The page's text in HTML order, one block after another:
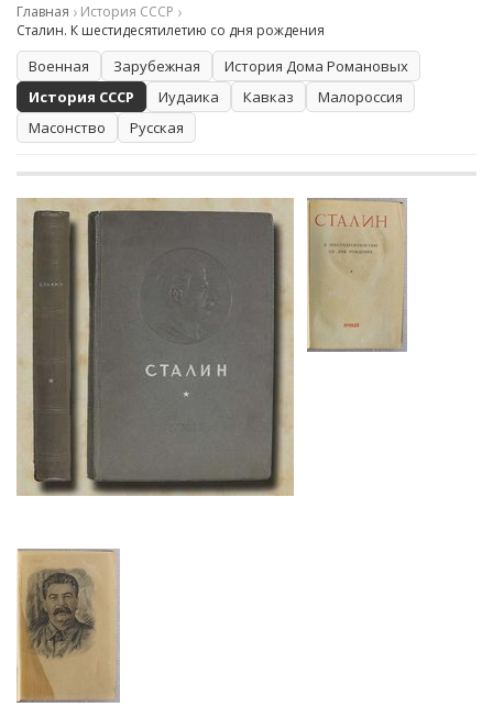
Главная
История СССР
Сталин. К шестидесятилетию со дня рождения
Военная Зарубежная
История Дома Романовых
История СССР
Иудаика Кавказ
Малороссия
Масонство
Русская